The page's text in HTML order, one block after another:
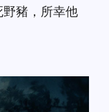
豬，所幸他